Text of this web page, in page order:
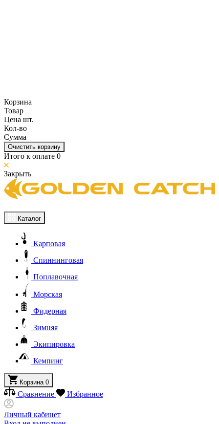
Корзина
Товар
Цена шт.
Кол-во
Сумма
Очистить корзину
Итого к оплате 0
Закрыть
Каталог
Карповая
Спиннинговая
Поплавочная
Морская
Фидерная
Зимняя
Экипировка
Кемпинг
Корзина 0
Сравнение Избранное
Личный кабинет